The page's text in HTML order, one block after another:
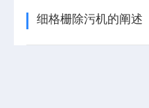
细格栅除污机的阐述